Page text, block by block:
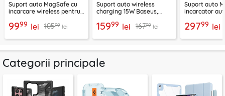
Suport auto MagSafe cu
incarcare wireless pentru
ChargeMagX HOLD253
9999 lei 10599 lei
Suport auto wireless
charging 15W Baseus,
15999 lei 16799 lei
Suport auto
incarcator
29799 lei
Categorii principale